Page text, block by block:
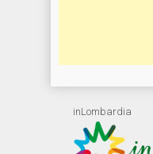
inLombardia